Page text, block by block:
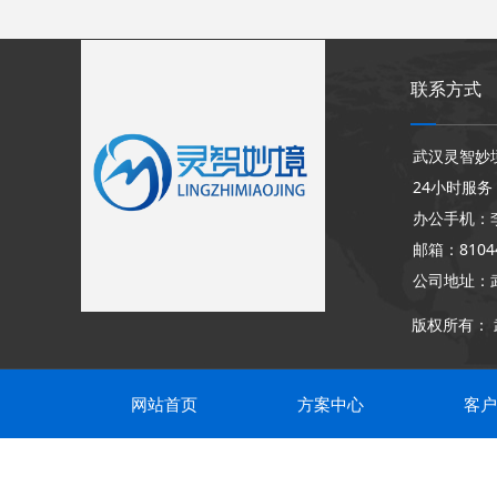
联系方式
武汉灵智妙
24小时服
办公手机
邮箱：
公司地址：
版权所有：
网站首页 方案中心 客